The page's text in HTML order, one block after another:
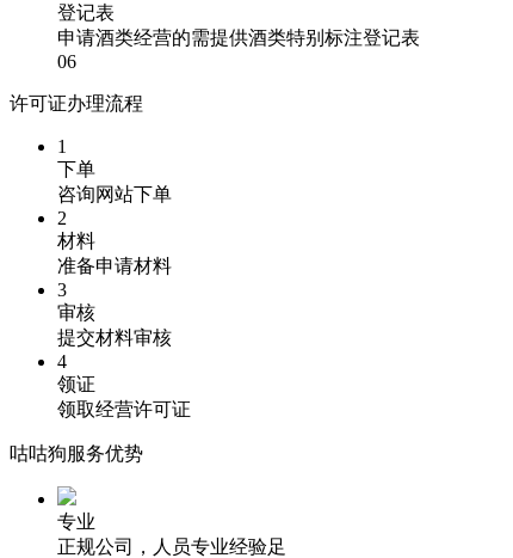
登记表
申请酒类经营的需提供酒类特别标注登记表
06
许可证办理流程
1
下单
咨询网站下单
2
材料
准备申请材料
3
审核
提交材料审核
4
领证
领取经营许可证
咕咕狗服务优势
专业
正规公司，人员专业经验足